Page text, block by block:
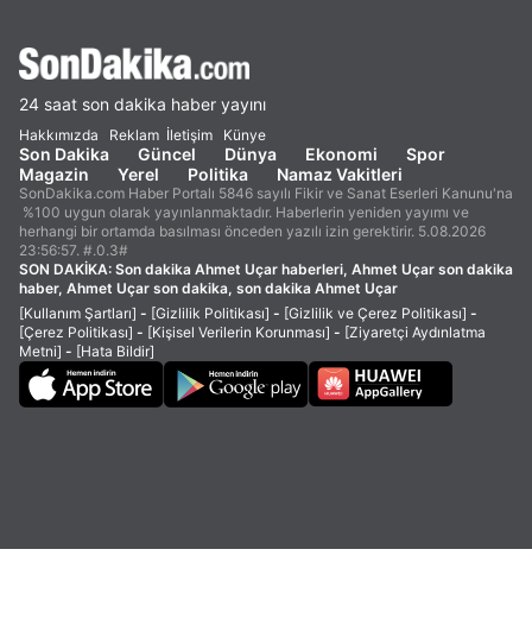
24 saat son dakika haber yayını
Hakkımızda Reklam İletişim Künye
Son Dakika Güncel Dünya Ekonomi
Spor
Magazin
Yerel Politika Namaz Vakitleri
SonDakika.com Haber Portalı 5846 sayılı Fikir ve Sanat Eserleri Kanunu'na
%100 uygun olarak yayınlanmaktadır. Haberlerin yeniden yayımı ve
herhangi bir ortamda basılması önceden yazılı izin gerektirir. 5.08.2026
23:56:57. #.0.3#
SON DAKİKA: Son dakika Ahmet Uçar haberleri, Ahmet Uçar son dakika
haber, Ahmet Uçar son dakika, son dakika Ahmet Uçar
[Kullanım Şartları] - [Gizlilik Politikası] - [Gizlilik ve Çerez Politikası] -
[Çerez Politikası] - [Kişisel Verilerin Korunması] - [Ziyaretçi Aydınlatma
Metni] - [Hata Bildir]